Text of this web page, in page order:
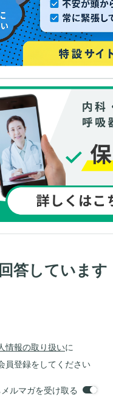
答しています
情報の取り扱いに
員登録をしてください
ルマガを受け取る